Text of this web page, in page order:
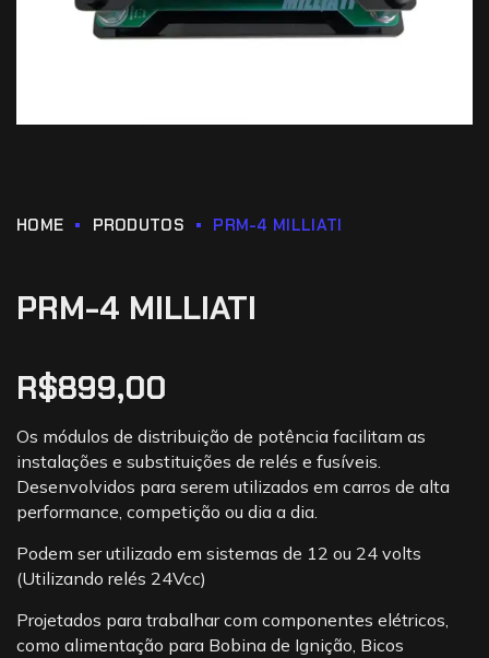
HOME PRODUTOS PRM-4 MILLIATI
PRM-4 MILLIATI
R$899,00
Os módulos de distribuição de potência facilitam as
instalações e substituições de relés e fusíveis.
Desenvolvidos para serem utilizados em carros de alta
performance, competição ou dia a dia.
Podem ser utilizado em sistemas de 12 ou 24 volts
(Utilizando relés 24Vcc)
Projetados para trabalhar com componentes elétricos,
como alimentação para Bobina de Ignição, Bicos